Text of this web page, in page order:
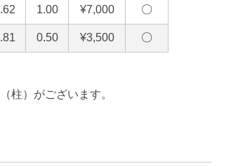
柱）がございます。